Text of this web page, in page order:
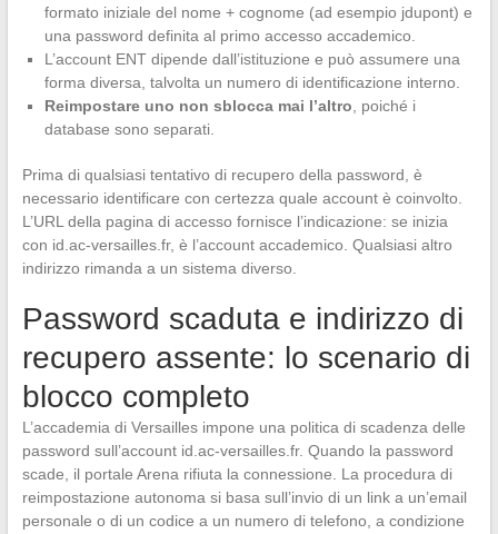
formato iniziale del nome + cognome (ad esempio jdupont) e
una password definita al primo accesso accademico.
L’account ENT dipende dall’istituzione e può assumere una
forma diversa, talvolta un numero di identificazione interno.
Reimpostare uno non sblocca mai l’altro , poiché i
database sono separati.
Prima di qualsiasi tentativo di recupero della password, è
necessario identificare con certezza quale account è coinvolto.
L’URL della pagina di accesso fornisce l’indicazione: se inizia
con id.ac-versailles.fr, è l’account accademico. Qualsiasi altro
indirizzo rimanda a un sistema diverso.
Password scaduta e indirizzo di
recupero assente: lo scenario di
blocco completo
L’accademia di Versailles impone una politica di scadenza delle
password sull’account id.ac-versailles.fr. Quando la password
scade, il portale Arena rifiuta la connessione. La procedura di
reimpostazione autonoma si basa sull’invio di un link a un’email
personale o di un codice a un numero di telefono, a condizione